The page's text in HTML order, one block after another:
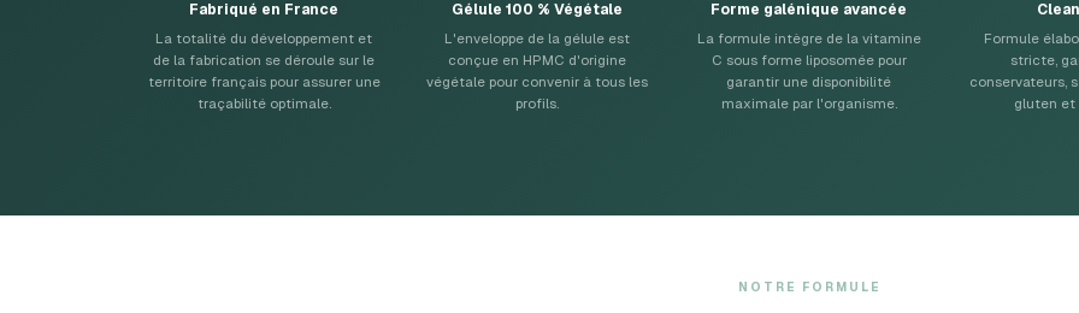
Fabriqué en France
La totalité du développement et
de la fabrication se déroule sur le
territoire français pour assurer une
traçabilité optimale.
Gélule 100 % Végétale
L'enveloppe de la gélule est
conçue en HPMC d'origine
végétale pour convenir à tous les
profils.
Forme galénique avancée
La formule intègre de la vitamine
C sous forme liposomée pour
garantir une disponibilité
maximale par l'organisme.
Formule
stricte,
conservateurs,
gluten et
NOTRE FORMULE